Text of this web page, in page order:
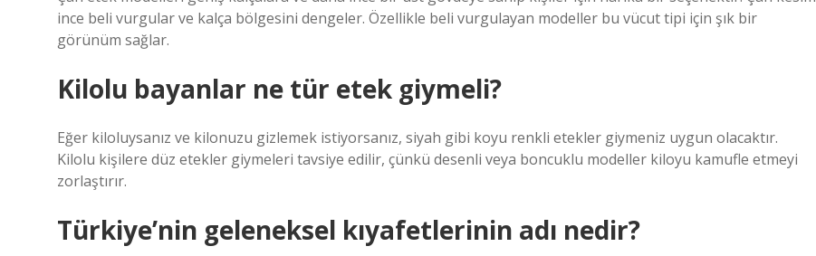
ince beli vurgular ve kalça bölgesini dengeler. Özellikle beli vurgulayan modeller bu vücut tipi için şık bir
görünüm sağlar.
Kilolu bayanlar ne tür etek giymeli?
Eğer kiloluysanız ve kilonuzu gizlemek istiyorsanız, siyah gibi koyu renkli etekler giymeniz uygun olacaktır.
Kilolu kişilere düz etekler giymeleri tavsiye edilir, çünkü desenli veya boncuklu modeller kiloyu kamufle etmeyi
zorlaştırır.
Türkiye’nin geleneksel kıyafetlerinin adı nedir?